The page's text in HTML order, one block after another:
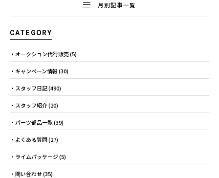
月別記事一覧
CATEGORY
オークション代行販売(5)
キャンペーン情報(30)
スタッフ日記(490)
スタッフ紹介(20)
パーツ部品一覧(39)
よくある質問(27)
ライムパッケージ(5)
問い合わせ(35)